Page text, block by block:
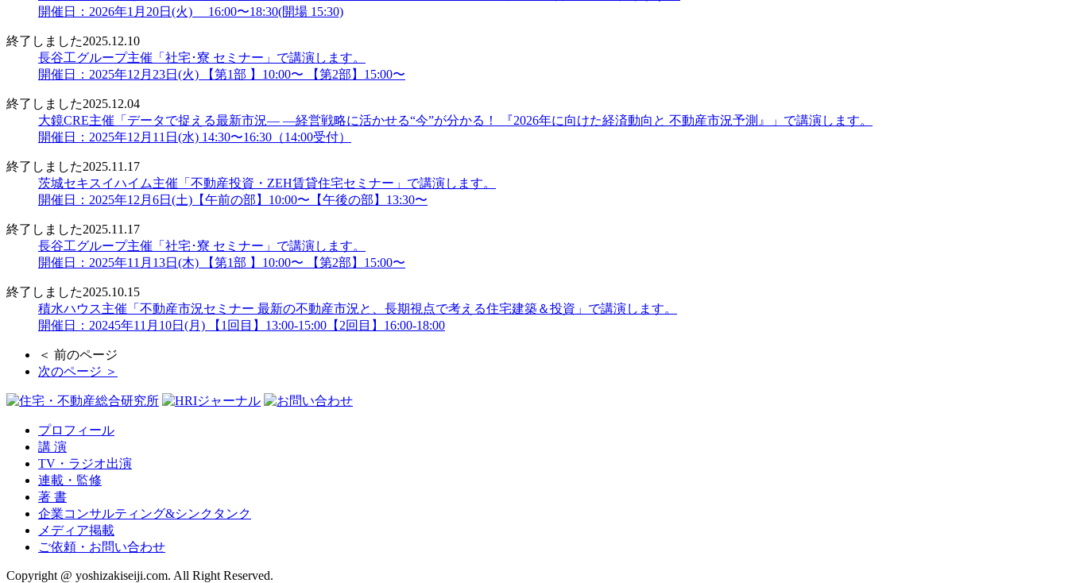
開催日：2026年1月20日(火) 16:00〜18:30(開場 15:30)
終了しました2025.12.10
長谷工グループ主催「社宅･寮 セミナー」で講演します。
開催日：2025年12月23日(火) 【第1部 】10:00〜 【第2部】15:00〜
終了しました2025.12.04
大鏡CRE主催「データで捉える最新市況― ―経営戦略に活かせる“今”が分かる！ 『2026年に向けた経済動向と 不動産市況予測』」で講演します。
開催日：2025年12月11日(水) 14:30〜16:30（14:00受付）
終了しました2025.11.17
茨城セキスイハイム主催「不動産投資・ZEH賃貸住宅セミナー」で講演します。
開催日：2025年12月6日(土)【午前の部】10:00〜【午後の部】13:30〜
終了しました2025.11.17
長谷工グループ主催「社宅･寮 セミナー」で講演します。
開催日：2025年11月13日(木) 【第1部 】10:00〜 【第2部】15:00〜
終了しました2025.10.15
積水ハウス主催「不動産市況セミナー 最新の不動産市況と、長期視点で考える住宅建築＆投資」で講演します。
開催日：20245年11月10日(月) 【1回目】13:00-15:00【2回目】16:00-18:00
＜ 前のページ
次のページ ＞
プロフィール
講 演
TV・ラジオ出演
連載・監修
著 書
企業コンサルティング&シンクタンク
メディア掲載
ご依頼・お問い合わせ
Copyright @ yoshizakiseiji.com. All Right Reserved.